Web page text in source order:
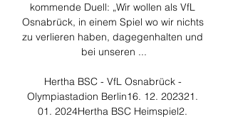
kommende Duell: „Wir wollen als VfL
Osnabrück, in einem Spiel wo wir nichts
zu verlieren haben, dagegenhalten und
bei unseren ...
Hertha BSC - VfL Osnabrück -
Olympiastadion Berlin16. 12. 202321.
01. 2024Hertha BSC Heimspiel2.